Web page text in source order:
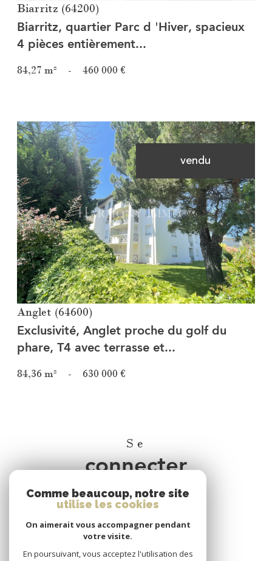
Biarritz (64200)
Biarritz, quartier Parc d 'Hiver, spacieux
4 pièces entièrement...
84,27 m² - 460 000 €
vendu
Voir le bien
Anglet (64600)
Exclusivité, Anglet proche du golf du
phare, T4 avec terrasse et...
84,36 m² - 630 000 €
Se
connecter
espace propriétaire
Nous
Comme beaucoup, notre site
utilise les cookies
On aimerait vous accompagner pendant
votre visite.
En poursuivant, vous acceptez l'utilisation des